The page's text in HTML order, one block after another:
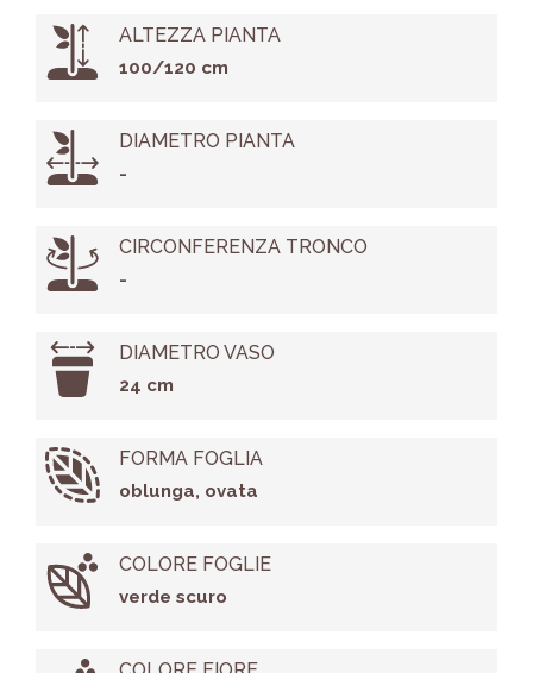
ALTEZZA PIANTA
100/120 cm
DIAMETRO PIANTA
-
CIRCONFERENZA TRONCO
-
DIAMETRO VASO
24 cm
FORMA FOGLIA
oblunga, ovata
COLORE FOGLIE
verde scuro